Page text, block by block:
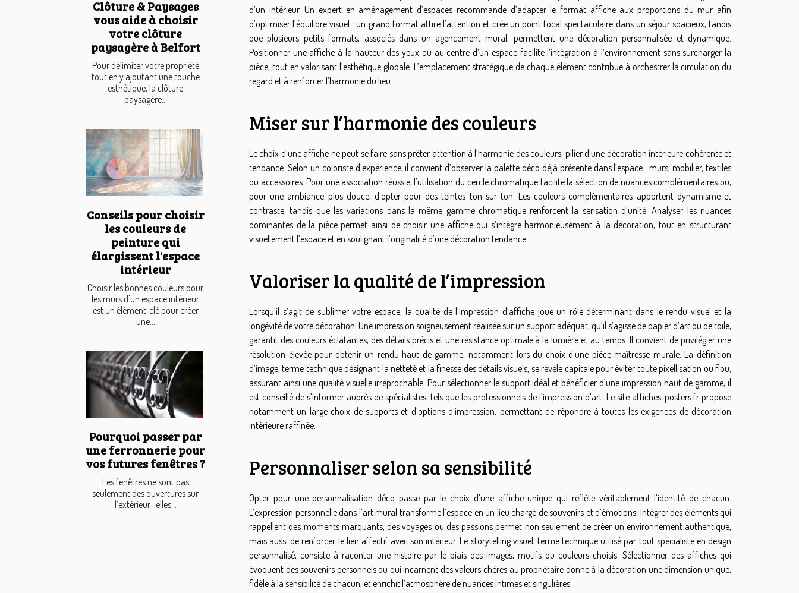
Clôture & Paysages
vous aide à choisir
votre clôture
paysagère à Belfort
Pour délimiter votre propriété
tout en y ajoutant une touche
esthétique, la clôture
paysagère...
Conseils pour choisir
les couleurs de
peinture qui
élargissent l'espace
intérieur
Choisir les bonnes couleurs pour
les murs d'un espace intérieur
est un élément-clé pour créer
une...
Pourquoi passer par
une ferronnerie pour
vos futures fenêtres ?
Les fenêtres ne sont pas
seulement des ouvertures sur
l’extérieur : elles...
d’un intérieur. Un expert en aménagement d’espaces recommande d’adapter le format affiche aux proportions du mur afin
d’optimiser l’équilibre visuel : un grand format attire l’attention et crée un point focal spectaculaire dans un séjour spacieux, tandis
que plusieurs petits formats, associés dans un agencement mural, permettent une décoration personnalisée et dynamique.
Positionner une affiche à la hauteur des yeux ou au centre d’un espace facilite l’intégration à l’environnement sans surcharger la
pièce, tout en valorisant l’esthétique globale. L’emplacement stratégique de chaque élément contribue à orchestrer la circulation du
regard et à renforcer l’harmonie du lieu.
Miser sur l’harmonie des couleurs
Le choix d’une affiche ne peut se faire sans prêter attention à l’harmonie des couleurs, pilier d’une décoration intérieure cohérente et
tendance. Selon un coloriste d'expérience, il convient d’observer la palette déco déjà présente dans l’espace : murs, mobilier, textiles
ou accessoires. Pour une association réussie, l’utilisation du cercle chromatique facilite la sélection de nuances complémentaires ou,
pour une ambiance plus douce, d’opter pour des teintes ton sur ton. Les couleurs complémentaires apportent dynamisme et
contraste, tandis que les variations dans la même gamme chromatique renforcent la sensation d’unité. Analyser les nuances
dominantes de la pièce permet ainsi de choisir une affiche qui s’intègre harmonieusement à la décoration, tout en structurant
visuellement l’espace et en soulignant l’originalité d’une décoration tendance.
Valoriser la qualité de l’impression
Lorsqu’il s’agit de sublimer votre espace, la qualité de l’impression d’affiche joue un rôle déterminant dans le rendu visuel et la
longévité de votre décoration. Une impression soigneusement réalisée sur un support adéquat, qu’il s’agisse de papier d’art ou de toile,
garantit des couleurs éclatantes, des détails précis et une résistance optimale à la lumière et au temps. Il convient de privilégier une
résolution élevée pour obtenir un rendu haut de gamme, notamment lors du choix d’une pièce maîtresse murale. La définition
d’image, terme technique désignant la netteté et la finesse des détails visuels, se révèle capitale pour éviter toute pixellisation ou flou,
assurant ainsi une qualité visuelle irréprochable. Pour sélectionner le support idéal et bénéficier d’une impression haut de gamme, il
est conseillé de s’informer auprès de spécialistes, tels que les professionnels de l’impression d’art. Le site affiches-posters.fr propose
notamment un large choix de supports et d’options d’impression, permettant de répondre à toutes les exigences de décoration
intérieure raffinée.
Personnaliser selon sa sensibilité
Opter pour une personnalisation déco passe par le choix d’une affiche unique qui reflète véritablement l’identité de chacun.
L’expression personnelle dans l’art mural transforme l’espace en un lieu chargé de souvenirs et d’émotions. Intégrer des éléments qui
rappellent des moments marquants, des voyages ou des passions permet non seulement de créer un environnement authentique,
mais aussi de renforcer le lien affectif avec son intérieur. Le storytelling visuel, terme technique utilisé par tout spécialiste en design
personnalisé, consiste à raconter une histoire par le biais des images, motifs ou couleurs choisis. Sélectionner des affiches qui
évoquent des souvenirs personnels ou qui incarnent des valeurs chères au propriétaire donne à la décoration une dimension unique,
fidèle à la sensibilité de chacun, et enrichit l’atmosphère de nuances intimes et singulières.